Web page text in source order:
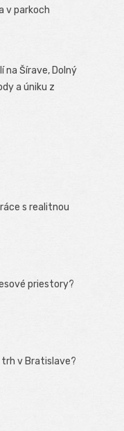
v parkoch
na Šírave, Dolný
a úniku z
s realitnou
priestory?
v Bratislave?